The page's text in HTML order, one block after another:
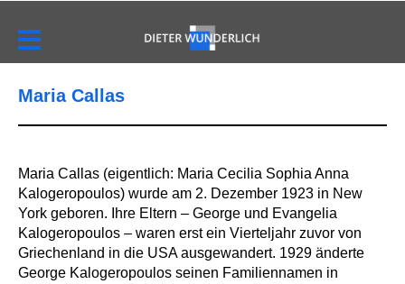
Maria Callas
Maria Callas (eigentlich: Maria Cecilia Sophia Anna
Kalogeropoulos) wurde am 2. Dezember 1923 in New
York geboren. Ihre Eltern – George und Evangelia
Kalogeropoulos – waren erst ein Vierteljahr zuvor von
Griechenland in die USA ausgewandert. 1929 änderte
George Kalogeropoulos seinen Familiennamen in